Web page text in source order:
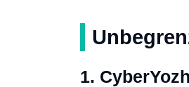
1. CyberYozh